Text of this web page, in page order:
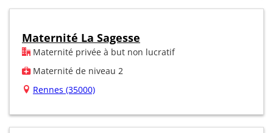
Maternité La Sagesse
Maternité privée à but non lucratif
Maternité de niveau 2
Rennes (35000)